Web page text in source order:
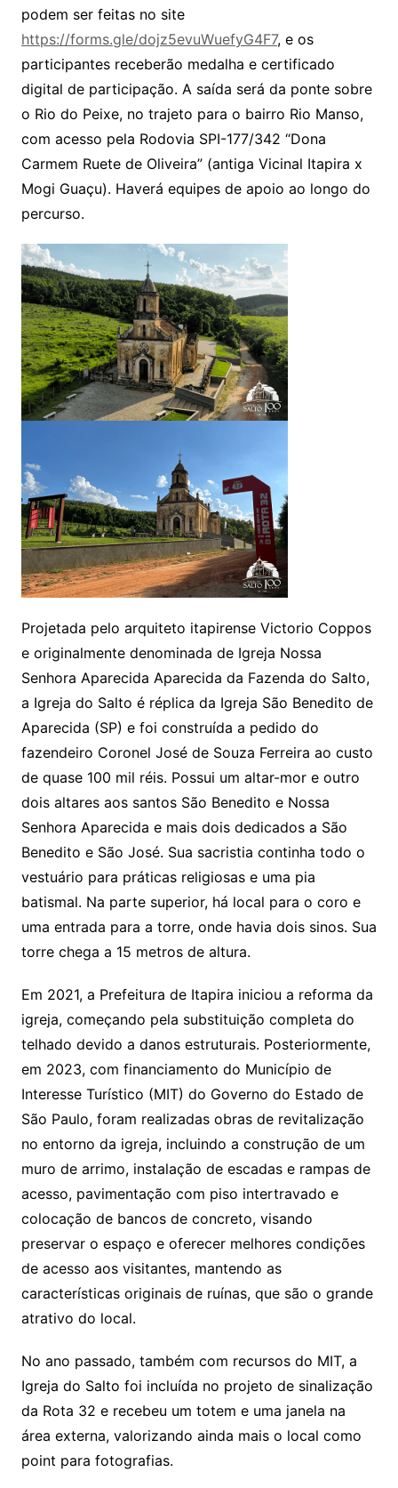
podem ser feitas no site
https://forms.gle/dojz5evuWuefyG4F7, e os
participantes receberão medalha e certificado
digital de participação. A saída será da ponte sobre
o Rio do Peixe, no trajeto para o bairro Rio Manso,
com acesso pela Rodovia SPI-177/342 “Dona
Carmem Ruete de Oliveira” (antiga Vicinal Itapira x
Mogi Guaçu). Haverá equipes de apoio ao longo do
percurso.
Projetada pelo arquiteto itapirense Victorio Coppos
e originalmente denominada de Igreja Nossa
Senhora Aparecida Aparecida da Fazenda do Salto,
a Igreja do Salto é réplica da Igreja São Benedito de
Aparecida (SP) e foi construída a pedido do
fazendeiro Coronel José de Souza Ferreira ao custo
de quase 100 mil réis. Possui um altar-mor e outro
dois altares aos santos São Benedito e Nossa
Senhora Aparecida e mais dois dedicados a São
Benedito e São José. Sua sacristia continha todo o
vestuário para práticas religiosas e uma pia
batismal. Na parte superior, há local para o coro e
uma entrada para a torre, onde havia dois sinos. Sua
torre chega a 15 metros de altura.
Em 2021, a Prefeitura de Itapira iniciou a reforma da
igreja, começando pela substituição completa do
telhado devido a danos estruturais. Posteriormente,
em 2023, com financiamento do Município de
Interesse Turístico (MIT) do Governo do Estado de
São Paulo, foram realizadas obras de revitalização
no entorno da igreja, incluindo a construção de um
muro de arrimo, instalação de escadas e rampas de
acesso, pavimentação com piso intertravado e
colocação de bancos de concreto, visando
preservar o espaço e oferecer melhores condições
de acesso aos visitantes, mantendo as
características originais de ruínas, que são o grande
atrativo do local.
No ano passado, também com recursos do MIT, a
Igreja do Salto foi incluída no projeto de sinalização
da Rota 32 e recebeu um totem e uma janela na
área externa, valorizando ainda mais o local como
point para fotografias.